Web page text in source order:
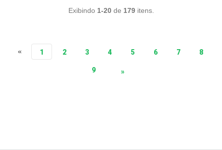
(20H), Professor de Artes (20H) e Psicopedagogo
Exibindo 1-20de 179itens.
« 1 2 3 4 5 6 7 8
9 »